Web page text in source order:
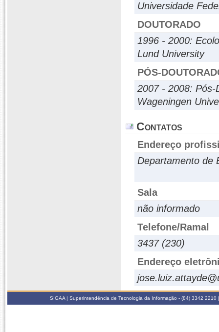
Universidade
DOUTORADO
1996 - 2000:
Lund University
PÓS-
2007 - 2008: Pós-
Wageningen
Contatos
Endereço
Departamento de
Sala
não informado
Telefone/Ramal
3437 (230)
Endereço
SIGAA | Superintendência de Tecnologia da Informação - (84) 3342